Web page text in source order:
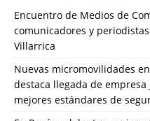
Encuentro de Medios de
comunicadores y
Villarrica
Nuevas micromovilidades
destaca llegada de
mejores estándares de